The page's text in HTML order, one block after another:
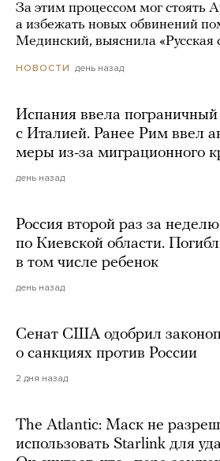
За этим процессом мог стоять
а избежать новых обвинений
Мединский, выяснила «Русская
НОВОСТИ день назад
Испания ввела пограничный
с Италией. Ранее Рим ввел
меры из-за миграционного
день назад
Россия второй раз за
по Киевской области.
в том числе ребенок
день назад
Сенат США одобрил
о санкциях против России
2 дня назад
The Atlantic: Маск не
использовать Starlink для